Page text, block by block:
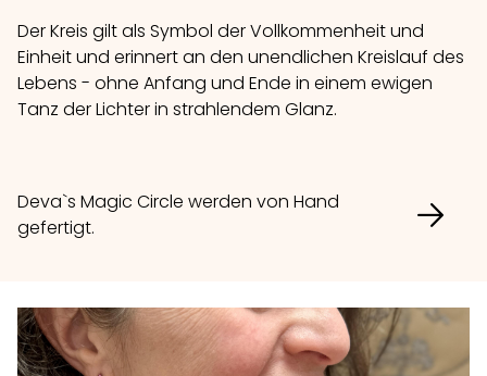
Der Kreis gilt als Symbol der Vollkommenheit und
Einheit und erinnert an den unendlichen Kreislauf des
Lebens - ohne Anfang und Ende in einem ewigen
Tanz der Lichter in strahlendem Glanz.
Deva`s Magic Circle werden von Hand
gefertigt.